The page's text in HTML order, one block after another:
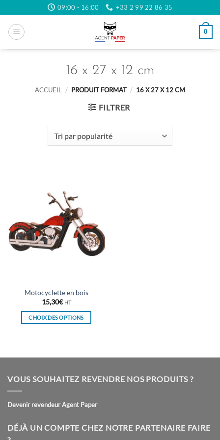
au
contenu
09:00 - 16:00 +33 2 99 22 86 35
0
16 x 27 x 12 cm
ACCUEIL / PRODUIT FORMAT / 16 X 27 X 12 CM
FILTRER
Motocyclette en bois
15,30€ HT
CHOIX DES OPTIONS
plusieurs
Les
peuvent
sur
VOUS SOUHAITEZ REVENDRE NOS PRODUITS ?
Devenir revendeur Agent Paper
DÉJÀ UN COMPTE CHEZ NOTRE PARTENAIRE FAIRE